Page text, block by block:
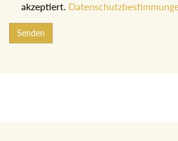
akzeptiert.
Senden